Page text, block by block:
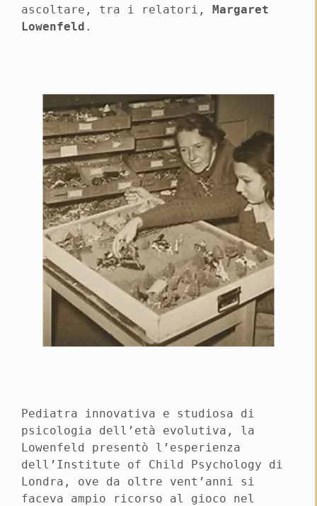
ascoltare, tra i relatori, Margaret
Lowenfeld .
Pediatra innovativa e studiosa di
psicologia dell’età evolutiva, la
Lowenfeld presentò l’esperienza
dell’Institute of Child Psychology di
Londra, ove da oltre vent’anni si
faceva ampio ricorso al gioco nel